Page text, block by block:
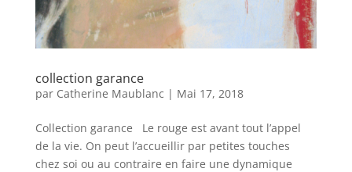
collection garance
par Catherine Maublanc | Mai 17, 2018
Collection garance Le rouge est avant tout l’appel
de la vie. On peut l’accueillir par petites touches
chez soi ou au contraire en faire une dynamique